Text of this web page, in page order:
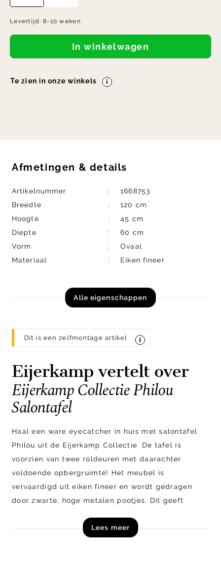
Levertijd:8-10 weken
In winkelwagen
Te zien in onze winkels
Afmetingen & details
Artikelnummer
1668753
Breedte
120 cm
Hoogte
45 cm
Diepte
60 cm
Vorm
Ovaal
Materiaal
Eiken fineer
Alle eigenschappen
Dit is een zelfmontage artikel
Eijerkamp vertelt over
Eijerkamp Collectie Philou
Salontafel
Haal een ware eyecatcher in huis met salontafel
Philou uit de Eijerkamp Collectie. De tafel is
voorzien van twee roldeuren met daarachter
voldoende opbergruimte! Het meubel is
vervaardigd uit eiken fineer en wordt gedragen
door zwarte, hoge metalen pootjes. Dit geeft
bestaat uit diverse meubels, combineer ze samen
Lees meer